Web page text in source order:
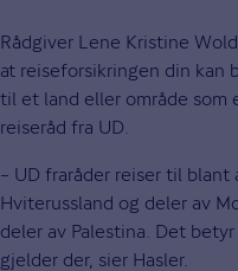
Rådgiver Lene Kristine
at reiseforsikringen din kan
til et land eller område
reiseråd fra UD.
– UD fraråder reiser til blant
Hviterussland og deler av
deler av Palestina. Det
gjelder der, sier Hasler.